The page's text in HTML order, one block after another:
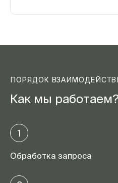
ПОРЯДОК
Как мы
1
Обработка запроса